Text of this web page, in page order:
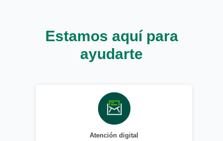
Estamos aquí para
ayudarte
Atención digital